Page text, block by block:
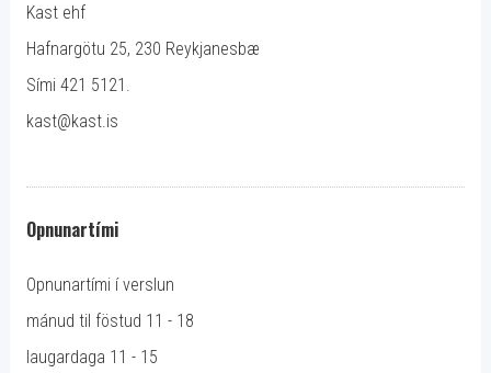
Kast ehf
Hafnargötu 25, 230 Reykjanesbæ
Sími 421 5121.
kast@kast.is
Opnunartími
Opnunartími í verslun
mánud til föstud 11 - 18
laugardaga 11 - 15